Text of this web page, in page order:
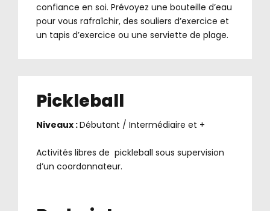
confiance en soi. Prévoyez une bouteille d’eau
pour vous rafraîchir, des souliers d’exercice et
un tapis d’exercice ou une serviette de plage.
Pickleball
Niveaux :Débutant / Intermédiaire et +
Activités libres de pickleball sous supervision
d’un coordonnateur.